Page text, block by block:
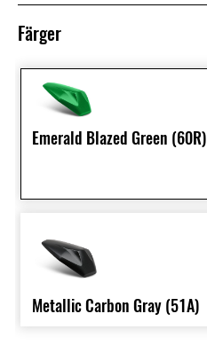
Färger
Emerald Blazed Green (60R)
Metallic Carbon Gray (51A)